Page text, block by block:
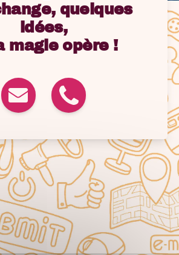
quelques
idées,
magie opère !